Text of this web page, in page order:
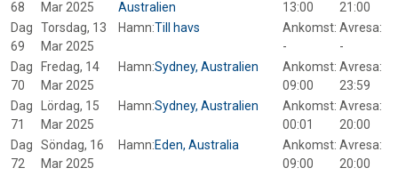
68
Mar 2025
Australien
13:00
21:00
Dag
69
Torsdag, 13
Mar 2025
Hamn:Till havs
Ankomst:
-
Avresa:
-
Dag
70
Fredag, 14
Mar 2025
Hamn:Sydney, Australien
Ankomst:
09:00
Avresa:
23:59
Dag
71
Lördag, 15
Mar 2025
Hamn:Sydney, Australien
Ankomst:
00:01
Avresa:
20:00
Dag
72
Söndag, 16
Mar 2025
Hamn:Eden, Australia
Ankomst:
09:00
Avresa:
20:00